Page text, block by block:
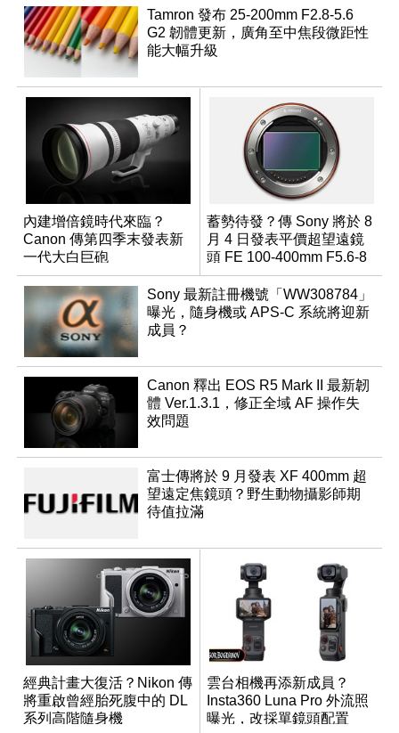
Tamron 發布 25-200mm F2.8-5.6
G2 韌體更新，廣角至中焦段微距性
能大幅升級
內建增倍鏡時代來臨？
Canon 傳第四季末發表新
一代大白巨砲
蓄勢待發？傳 Sony 將於 8
月 4 日發表平價超望遠鏡
頭 FE 100-400mm F5.6-8
Sony 最新註冊機號「WW308784」
曝光，隨身機或 APS-C 系統將迎新
成員？
Canon 釋出 EOS R5 Mark II 最新韌
體 Ver.1.3.1，修正全域 AF 操作失
效問題
富士傳將於 9 月發表 XF 400mm 超
望遠定焦鏡頭？野生動物攝影師期
待值拉滿
經典計畫大復活？Nikon 傳
將重啟曾經胎死腹中的 DL
系列高階隨身機
雲台相機再添新成員？
Insta360 Luna Pro 外流照
曝光，改採單鏡頭配置